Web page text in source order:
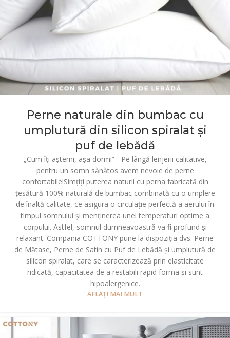
Perne naturale din bumbac cu
umplutură din silicon spiralat și
puf de lebădă
„Cum îţi așterni, așa dormi” - Pe lângă lenjerii calitative,
pentru un somn sănătos avem nevoie de perne
confortabile!Simțiți puterea naturii cu perna fabricată din
țesătură 100% naturală de bumbac combinată cu o umplere
de înaltă calitate, ce asigura o circulație perfectă a aerului în
timpul somnului și menținerea unei temperaturi optime a
corpului. Astfel, somnul dumneavoastră va fi profund și
relaxant. Compania COTTONY pune la dispoziția dvs. Perne
de Mătase, Perne de Satin cu Puf de Lebădă și umplutură de
silicon spiralat, care se caracterizează prin elasticitate
ridicată, capacitatea de a restabili rapid forma și sunt
hipoalergenice.
AFLAȚI MAI MULT